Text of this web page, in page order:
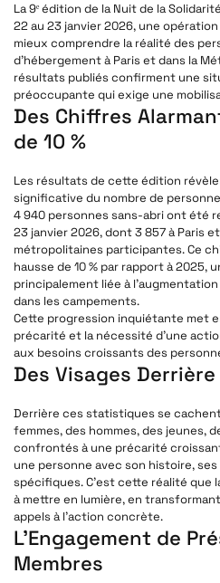
La 9ᵉ édition de la Nuit de la
22 au 23 janvier 2026, une
mieux comprendre la réalité des
d’hébergement à Paris et dans la
résultats publiés confirment une
préoccupante qui exige une
Des Chiffres
de 10 %
Les résultats de cette édition
significative du nombre de
4 940 personnes sans-abriont été
23 janvier 2026, dont3 857 à Pariset
métropolitaines participantes. Ce
hausse de 10 % par rapport à 2025,
principalement liée à
dans les campements.
Cette progression inquiétante met
précarité et la nécessité d’une
aux besoins croissants des
Des Visages
Derrière ces statistiques se
femmes, des hommes, des jeunes,
confrontés à une précarité
une personne avec son histoire,
spécifiques. C’est cette réalité que
à mettre en lumière, en
appels à l’action concrète.
L’Engagement de
Membres